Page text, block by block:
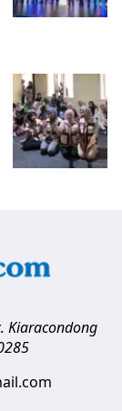
Kiaracondong